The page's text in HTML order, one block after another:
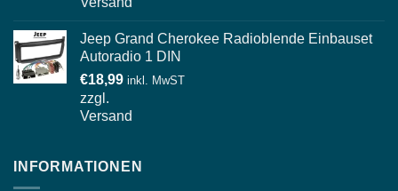
Jeep Grand Cherokee Radioblende Einbauset
Autoradio 1 DIN
€18,99 inkl. MwST
zzgl.
Versand
INFORMATIONEN